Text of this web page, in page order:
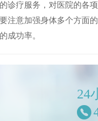
诊疗服务，对医院的各
注意加强身体多个方面
成功率。
24